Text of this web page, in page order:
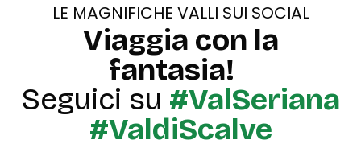
LE MAGNIFICHE VALLI SUI SOCIAL
Viaggia con la
fantasia!
Seguici su #ValSeriana
#ValdiScalve